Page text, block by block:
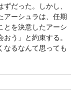
だった。しかし、
アーシュラは、任期
とを決意したアーシ
う」と約束する。
なるなんて思っても